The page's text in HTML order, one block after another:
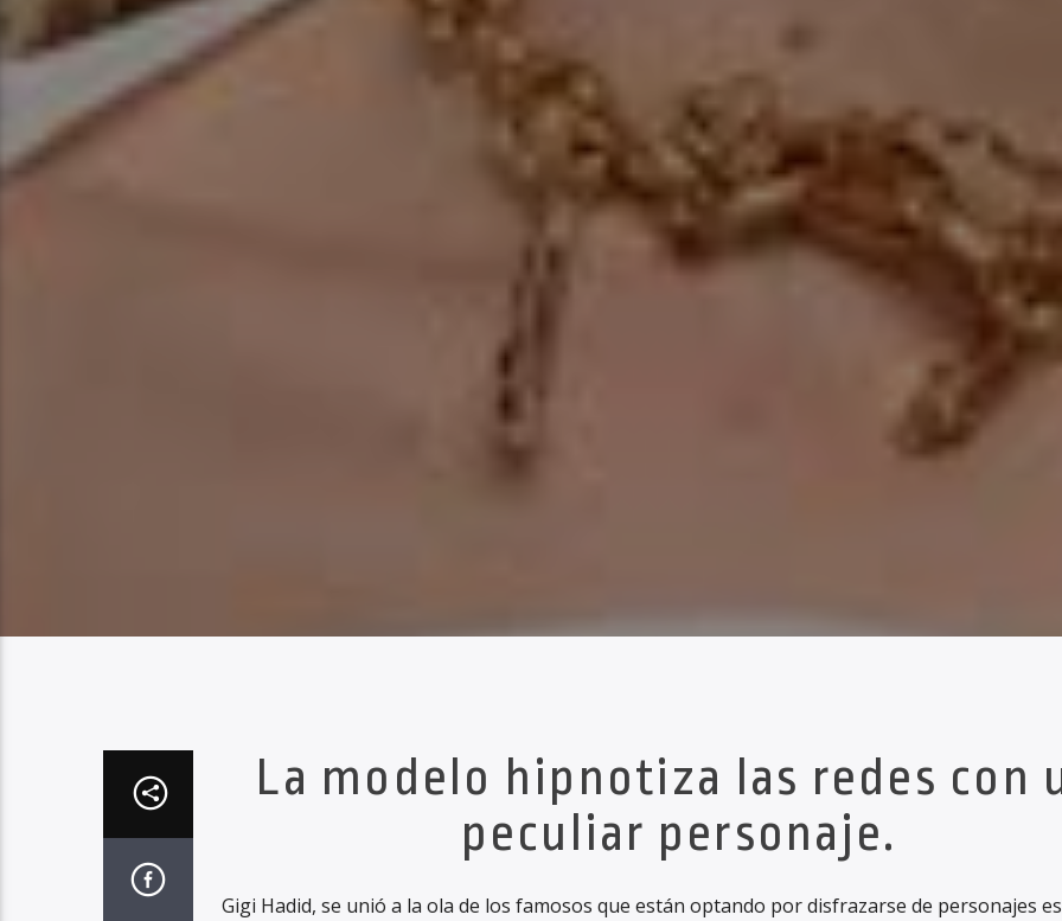
La modelo hipnotiza las redes con
peculiar personaje.
Gigi Hadid, se unió a la ola de los famosos que están optando por disfrazarse de personajes